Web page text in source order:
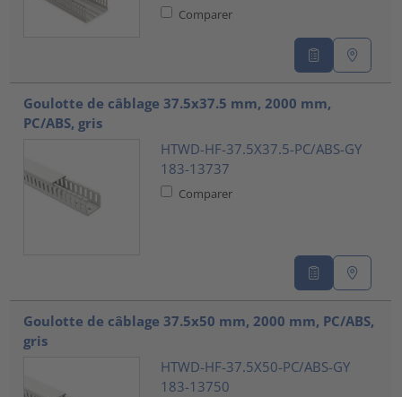
Comparer
Goulotte de câblage 37.5x37.5 mm, 2000 mm,
PC/ABS, gris
HTWD-HF-37.5X37.5-PC/ABS-GY
183-13737
Comparer
Goulotte de câblage 37.5x50 mm, 2000 mm, PC/ABS,
gris
HTWD-HF-37.5X50-PC/ABS-GY
183-13750